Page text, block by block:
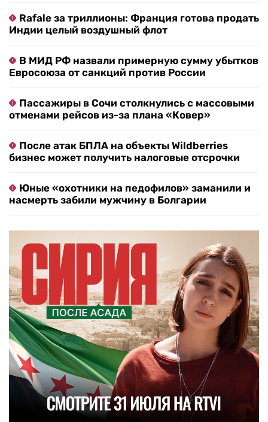
Rafale за триллионы: Франция готова продать
Индии целый воздушный флот
В МИД РФ назвали примерную сумму убытков
Евросоюза от санкций против России
Пассажиры в Сочи столкнулись с массовыми
отменами рейсов из-за плана «Ковер»
После атак БПЛА на объекты Wildberries
бизнес может получить налоговые отсрочки
Юные «охотники на педофилов» заманили и
насмерть забили мужчину в Болгарии